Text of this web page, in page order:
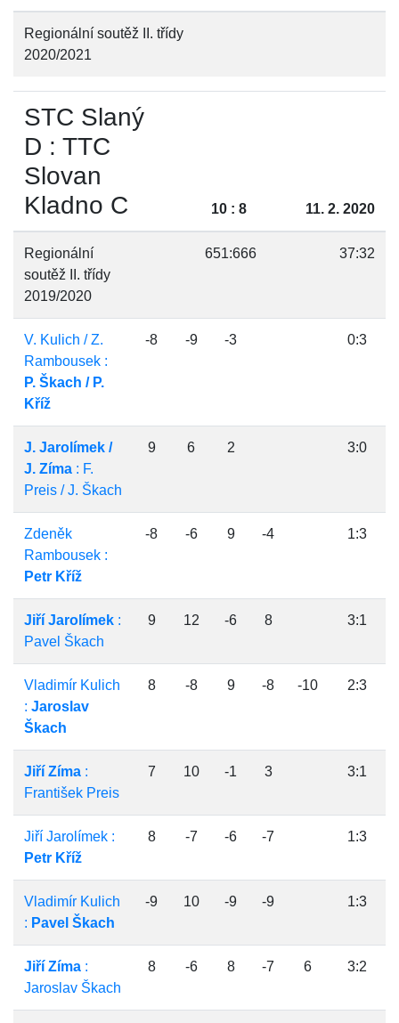
Regionální soutěž II. třídy
2020/2021
STC Slaný
D : TTC
Slovan
Kladno C
10 : 8 11. 2. 2020
Regionální
soutěž II. třídy
2019/2020
651:666 37:32
V. Kulich / Z.
Rambousek :
P. Škach / P.
Kříž
-8 -9 -3 0:3
J. Jarolímek /
J. Zíma : F.
Preis / J. Škach
9 6 2 3:0
Zdeněk
Rambousek :
Petr Kříž
-8 -6 9 -4 1:3
Jiří Jarolímek :
Pavel Škach
9 12 -6 8 3:1
Vladimír Kulich
: Jaroslav
Škach
8 -8 9 -8 -10 2:3
Jiří Zíma :
František Preis
7 10 -1 3 3:1
Jiří Jarolímek :
Petr Kříž
8 -7 -6 -7 1:3
Vladimír Kulich
: Pavel Škach
-9 10 -9 -9 1:3
Jiří Zíma :
Jaroslav Škach
8 -6 8 -7 6 3:2